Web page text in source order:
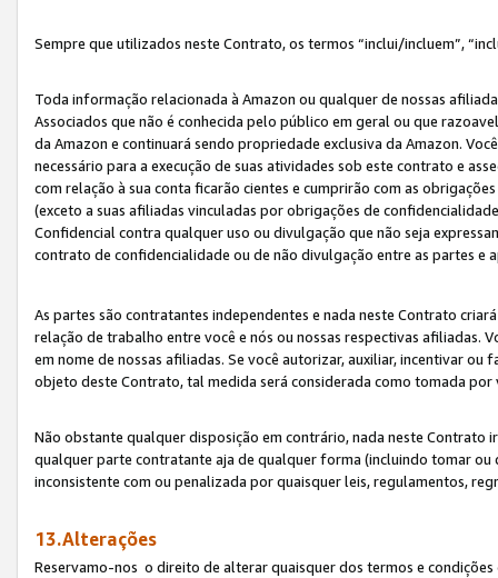
Sempre que utilizados neste Contrato, os termos “inclui/incluem”,
Toda informação relacionada à Amazon ou qualquer de nossas
Associados que não é conhecida pelo público em geral ou que
da Amazon e continuará sendo propriedade exclusiva da Amazon.
necessário para a execução de suas atividades sob este contrato e
com relação à sua conta ficarão cientes e cumprirão com as
(exceto a suas afiliadas vinculadas por obrigações de
Confidencial contra qualquer uso ou divulgação que não seja
contrato de confidencialidade ou de não divulgação entre as partes e
As partes são contratantes independentes e nada neste Contrato
relação de trabalho entre você e nós ou nossas respectivas afiliadas.
em nome de nossas afiliadas. Se você autorizar, auxiliar, incentivar
objeto deste Contrato, tal medida será considerada como tomada por
Não obstante qualquer disposição em contrário, nada neste
qualquer parte contratante aja de qualquer forma (incluindo tomar ou
inconsistente com ou penalizada por quaisquer leis, regulamentos,
13.Alterações
Reservamo-nos o direito de alterar quaisquer dos termos e